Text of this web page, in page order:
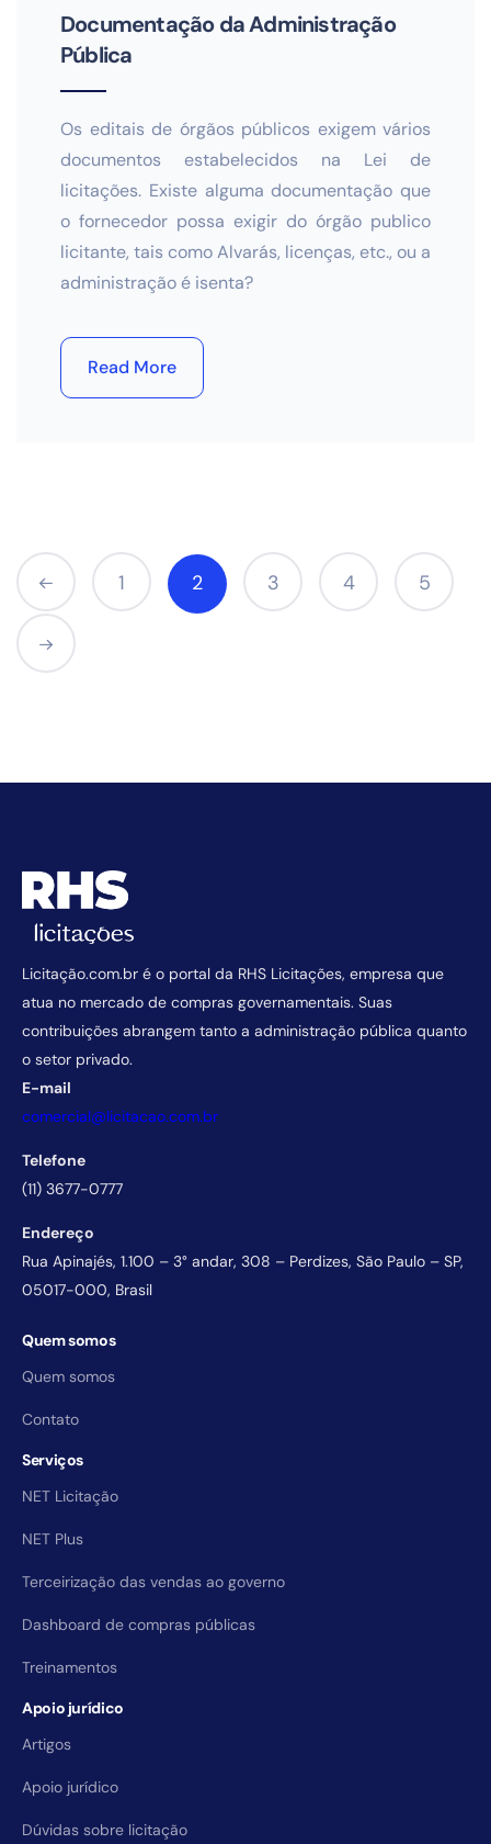
Documentação da Administração
Pública
Os editais de órgãos públicos exigem vários
documentos estabelecidos na Lei de
licitações. Existe alguma documentação que
o fornecedor possa exigir do órgão publico
licitante, tais como Alvarás, licenças, etc., ou a
administração é isenta?
Read More
1 2 3 4 5
Licitação.com.br é o portal da RHS Licitações, empresa que
atua no mercado de compras governamentais. Suas
contribuições abrangem tanto a administração pública quanto
o setor privado.
E-mail
comercial@licitacao.com.br
Telefone
(11) 3677-0777
Endereço
Rua Apinajés, 1.100 – 3° andar, 308 – Perdizes, São Paulo – SP,
05017-000, Brasil
Quem somos
Quem somos
Contato
Serviços
NET Licitação
NET Plus
Terceirização das vendas ao governo
Dashboard de compras públicas
Treinamentos
Apoio jurídico
Artigos
Apoio jurídico
Dúvidas sobre licitação